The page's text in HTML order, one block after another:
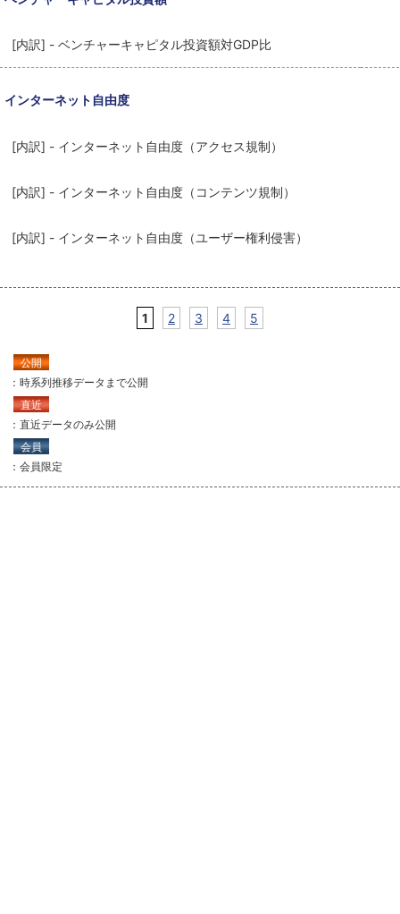
[内訳] - ベンチャーキャピタル投資額対GDP比
インターネット自由度
[内訳] - インターネット自由度（アクセス規制）
[内訳] - インターネット自由度（コンテンツ規制）
[内訳] - インターネット自由度（ユーザー権利侵害）
1 2 3 4 5
公開
：時系列推移データまで公開
直近
：直近データのみ公開
会員
：会員限定